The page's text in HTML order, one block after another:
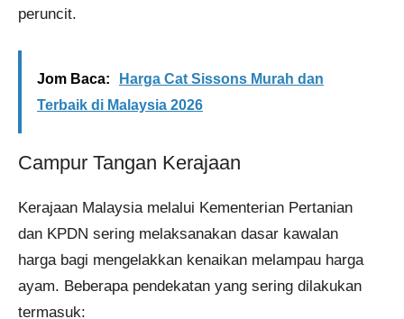
peruncit.
Jom Baca:
Harga Cat Sissons Murah dan
Terbaik di Malaysia 2026
Campur Tangan Kerajaan
Kerajaan Malaysia melalui Kementerian Pertanian
dan KPDN sering melaksanakan dasar kawalan
harga bagi mengelakkan kenaikan melampau harga
ayam. Beberapa pendekatan yang sering dilakukan
termasuk: